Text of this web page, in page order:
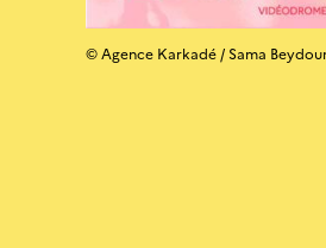
© Agence Karkadé / Sama